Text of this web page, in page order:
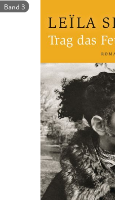
Band 3